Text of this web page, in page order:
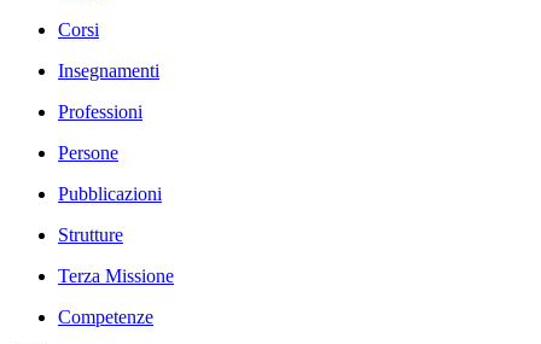
Corsi
Insegnamenti
Professioni
Persone
Pubblicazioni
Strutture
Terza Missione
Competenze